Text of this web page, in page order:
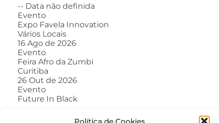
Política de Cookies
-- Data não definida
Evento
Expo Favela Innovation
Vários Locais
16 Ago de 2026
Evento
Feira Afro da Zumbi
Curitiba
26 Out de 2026
Evento
Future In Black